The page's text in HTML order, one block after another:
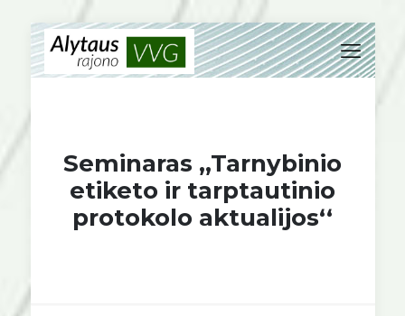
Seminaras ,,Tarnybinio
etiketo ir tarptautinio
protokolo aktualijos‘‘